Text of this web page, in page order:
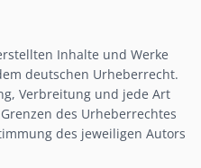
Inhalte und Werke
deutschen Urheberrecht.
Verbreitung und jede Art
des Urheberrechtes
des jeweiligen Autors